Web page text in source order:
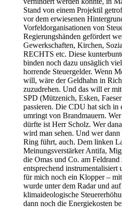
Stand von einem Projektil
vor dem erwiesenen
Vorfeldorganisationen von
Regierungshänden gefördert
Gewerkschaften, Kirchen,
RECHTS etc. Diese
binden noch dazu unsäglich
horrende Steuergelder. Wenn
will, wäre der Geldhahn in
zuzudrehen. Und das will er
SPD (Mützenich, Esken,
passieren. Die CDU hat sich in
umringt von Brandmauern.
dürfte ist Herr Scholz. Wer
wird man sehen. Und wer
Ring führt, auch. Dem linken
Meinungsverstärker Antifa,
die Omas und Co. am
entsprechend
für mich noch ein Klopper –
wurde unter dem Radar und
klimaideologische
dann noch die Energiekosten